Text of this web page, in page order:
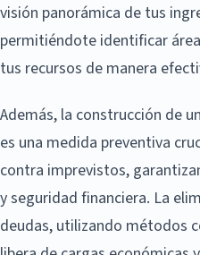
visión panorámica de tus
permitiéndote identificar
tus recursos de manera
Además, la construcción de
es una medida preventiva
contra imprevistos,
y seguridad financiera. La
deudas, utilizando métodos